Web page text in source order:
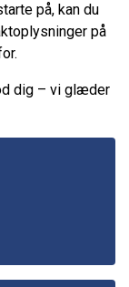
på, kan du
på
dig – vi glæder